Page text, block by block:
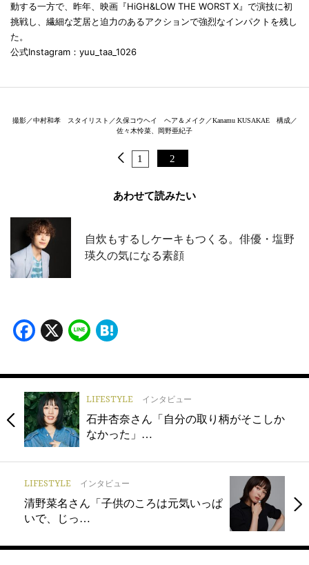
動する一方で、昨年、映画『HiGH&LOW THE WORST X』で演技に初
挑戦し、繊細な芝居と迫力のあるアクションで強烈なインパクトを残し
た。
公式Instagram：yuu_taa_1026
撮影／中村和孝 スタイリスト／久保コウヘイ ヘア＆メイク／Kanamu KUSAKAE 構成／
佐々木怜菜、岡野亜紀子
1 2
あわせて読みたい
自炊もするしケーキもつくる。俳優・塩野
瑛久の気になる素顔
Facebook
X Line
LIFESTYLE インタビュー
石井杏奈さん「自分の取り柄がそこしか
なかった」…
LIFESTYLE インタビュー
清野菜名さん「子供のころは元気いっぱ
いで、じっ…